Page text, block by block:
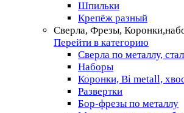
Шпильки
Крепёж разный
Сверла, Фрезы,
Перейти в категорию
Сверла по металлу,
Наборы
Коронки, Bi metall,
Развертки
Бор-фрезы по металлу